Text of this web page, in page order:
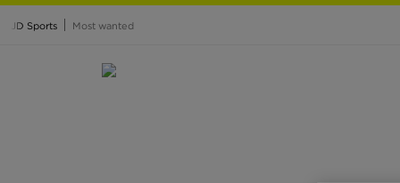
JD Sports Most wanted